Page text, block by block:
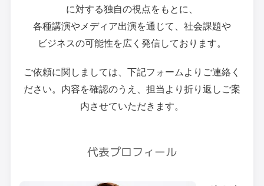
に対する独自の視点をもとに、
各種講演やメディア出演を通じて、社会課題や
ビジネスの可能性を広く発信しております。
ご依頼に関しましては、下記フォームよりご連絡く
ださい。 内容を確認のうえ、担当より折り返しご案
内させていただきます。
代表プロフィール